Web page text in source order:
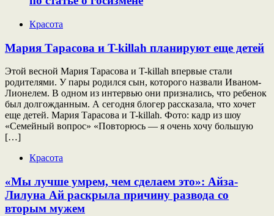
Красота
Мария Тарасова и T-killah планируют еще детей
Этой весной Мария Тарасова и T-killah впервые стали
родителями. У пары родился сын, которого назвали Иваном-
Лионелем. В одном из интервью они признались, что ребенок
был долгожданным. А сегодня блогер рассказала, что хочет
еще детей. Мария Тарасова и T-killah. Фото: кадр из шоу
«Семейный вопрос» «Повторюсь — я очень хочу большую
[…]
Красота
«Мы лучше умрем, чем сделаем это»: Айза-
Лилуна Ай раскрыла причину развода со
вторым мужем